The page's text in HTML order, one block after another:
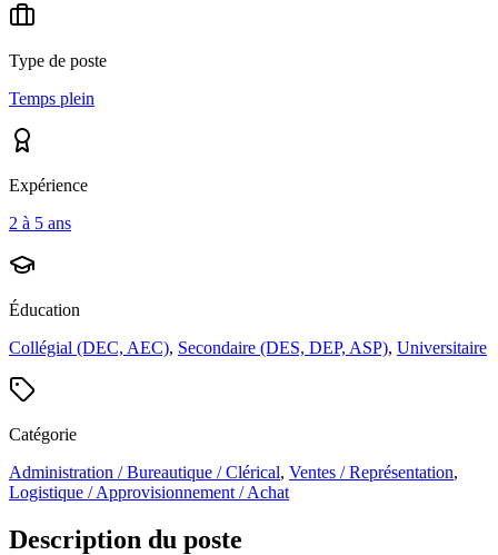
Type de poste
Temps plein
Expérience
2 à 5 ans
Éducation
Collégial (DEC, AEC), Secondaire (DES, DEP, ASP), Universitaire
Catégorie
Administration / Bureautique / Clérical, Ventes / Représentation,
Logistique / Approvisionnement / Achat
Description du poste